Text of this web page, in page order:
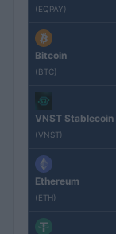
(EQPAY)
Bitcoin
(BTC)
VNST Stablecoin
(VNST)
Ethereum
(ETH)